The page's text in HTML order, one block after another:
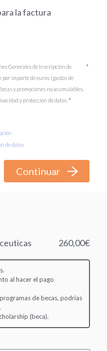
la factura
Generales de Inscripción de
importe de euros (gastos de
y promociones no acumulables.
y protección de datos.
de datos
260,00€
al hacer el pago
de becas, podrías
(beca).